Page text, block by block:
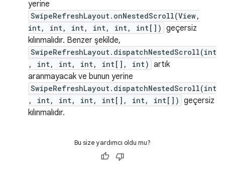
yerine
SwipeRefreshLayout.onNestedScroll(View,
int, int, int, int, int, int[]) geçersiz
kılınmalıdır. Benzer şekilde,
SwipeRefreshLayout.dispatchNestedScroll(int
, int, int, int, int[], int) artık
aranmayacak ve bunun yerine
SwipeRefreshLayout.dispatchNestedScroll(int
, int, int, int, int[], int, int[]) geçersiz
kılınmalıdır.
Bu size yardımcı oldu mu?